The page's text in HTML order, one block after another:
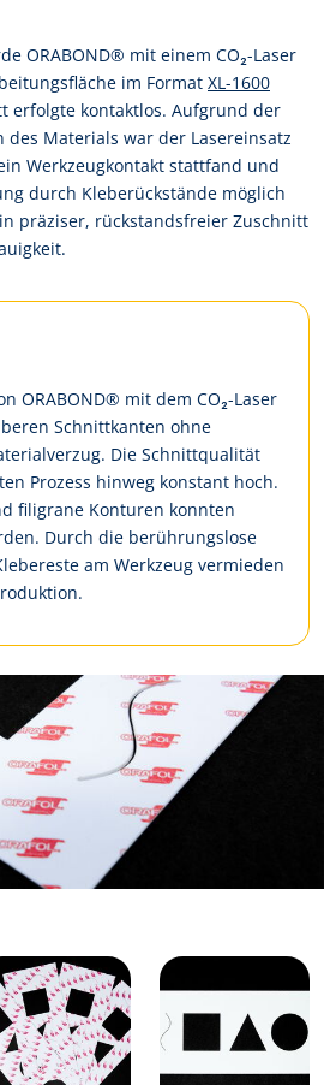
ORABOND® mit einem CO₂-Laser
im Format XL-1600
erfolgte kontaktlos. Aufgrund der
des Materials war der Lasereinsatz
Werkzeugkontakt stattfand und
durch Kleberückstände möglich
präziser, rückstandsfreier Zuschnitt
ORABOND® mit dem CO₂-Laser
Schnittkanten ohne
Die Schnittqualität
Prozess hinweg konstant hoch.
filigrane Konturen konnten
Durch die berührungslose
am Werkzeug vermieden